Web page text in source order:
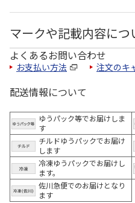
マークや記載内容につ
よくあるお問い合わせ
お支払い方法 注文のキ
配送情報について
ゆうパック等でお届けしま
す
チルドゆうパックでお届け
します
冷凍ゆうパックでお届けし
ます。
佐川急便でのお届けとなり
ます